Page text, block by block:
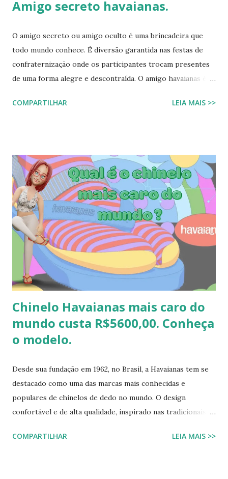
Amigo secreto havaianas.
O amigo secreto ou amigo oculto é uma brincadeira que
todo mundo conhece. É diversão garantida nas festas de
confraternização onde os participantes trocam presentes
de uma forma alegre e descontraída. O amigo havaianas é
participantes trocam exclusivamente sandálias havaianas
o amigo havaianas acontece no final do ano para
comemorar o final do ano letivo nas escolas, nas
confraternizações do trabalho, nas festas de fim de ano,
etc.. Além da diversão que a brincadeira proporciona,
também é uma excelente oportunidade de ganhar muitas
havaianas e incorporar sua coleção.
COMPARTILHAR LEIA MAIS >>
Chinelo Havaianas mais caro do
mundo custa R$5600,00. Conheça
o modelo.
Desde sua fundação em 1962, no Brasil, a Havaianas tem se
destacado como uma das marcas mais conhecidas e
populares de chinelos de dedo no mundo. O design
confortável e de alta qualidade, inspirado nas tradicionais
coração dos consumidores em todo o mundo. Hoje, a marca
COMPARTILHAR LEIA MAIS >>